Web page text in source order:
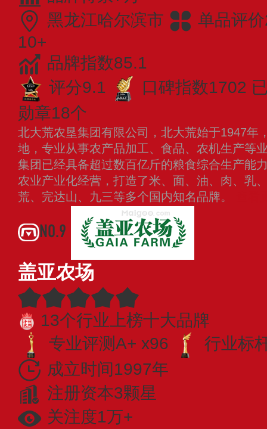
黑龙江哈尔滨市
单品评
10+
品牌指数85.1
评分9.1
口碑指数1702
勋章18个
北大荒农垦集团有限公司，北大荒始于1947年
地，专业从事农产品加工、食品、农机生产等
集团已经具备超过数百亿斤的粮食综合生产能
农业产业化经营，打造了米、面、油、肉、乳
荒、完达山、九三等多个国内知名品牌。
NO.9
盖亚农场
13个行业上榜十大品牌
专业评测A+ x96
行业标
成立时间1997年
注册资本3颗星
关注度1万+